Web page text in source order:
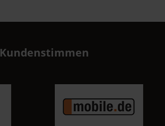
Kundenstimmen